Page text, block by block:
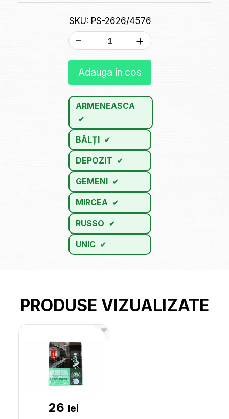
SKU: PS-2626/4576
- +
Adauga in cos
ARMENEASCA
BĂLȚI
DEPOZIT
GEMENI
MIRCEA
RUSSO
UNIC
PRODUSE VIZUALIZATE
26 lei